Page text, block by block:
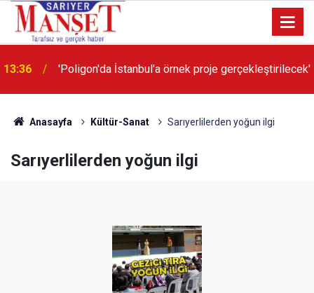
13:36 'Poligon'da İstanbul'a örnek proje gerçekleştirilecek'
Anasayfa Kültür-Sanat Sarıyerlilerden yoğun ilgi
Sarıyerlilerden yoğun ilgi